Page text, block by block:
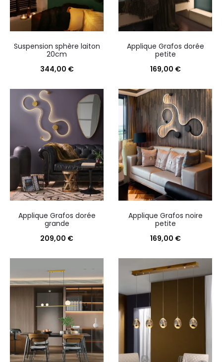
Suspension sphère laiton
20cm
344,00 €
Applique Grafos dorée
petite
169,00 €
Applique Grafos dorée
grande
209,00 €
Applique Grafos noire
petite
169,00 €